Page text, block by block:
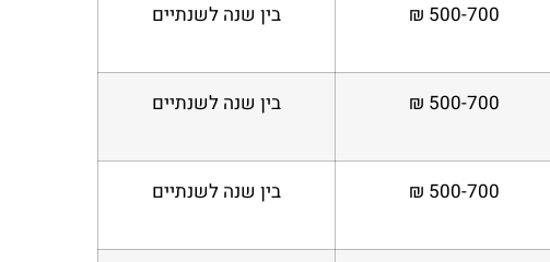
500-700 ₪ בין שנה לשנתיים
500-700 ₪ בין שנה לשנתיים
500-700 ₪ בין שנה לשנתיים